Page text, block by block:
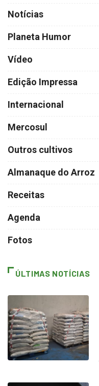
Notícias
Planeta Humor
Vídeo
Edição Impressa
Internacional
Mercosul
Outros cultivos
Almanaque do Arroz
Receitas
Agenda
Fotos
ÚLTIMAS NOTÍCIAS